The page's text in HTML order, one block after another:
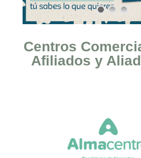
Centros
Afiliados y